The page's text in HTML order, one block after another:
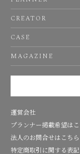
CREATOR
CASE
MAGAZINE
運営会社
プランナー掲載希望は
法人のお問合せはこちら
特定商取引に関する表記